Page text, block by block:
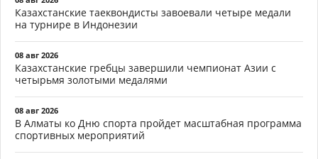
Казахстанские таеквондисты завоевали четыре медали
на турнире в Индонезии
08 авг 2026
Казахстанские гребцы завершили чемпионат Азии с
четырьмя золотыми медалями
08 авг 2026
В Алматы ко Дню спорта пройдет масштабная программа
спортивных мероприятий